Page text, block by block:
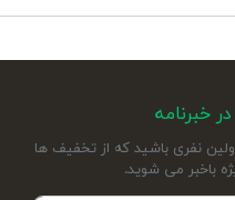
خبرنامه
نفری باشید که از تخفیف ها
باخبر می شوید.